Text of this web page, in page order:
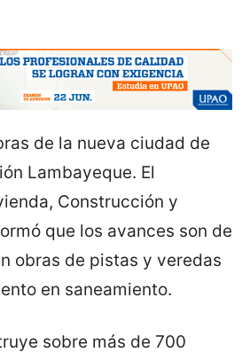
de la nueva ciudad de
Lambayeque. El
Construcción y
que los avances son de
obras de pistas y veredas
en saneamiento.
sobre más de 700